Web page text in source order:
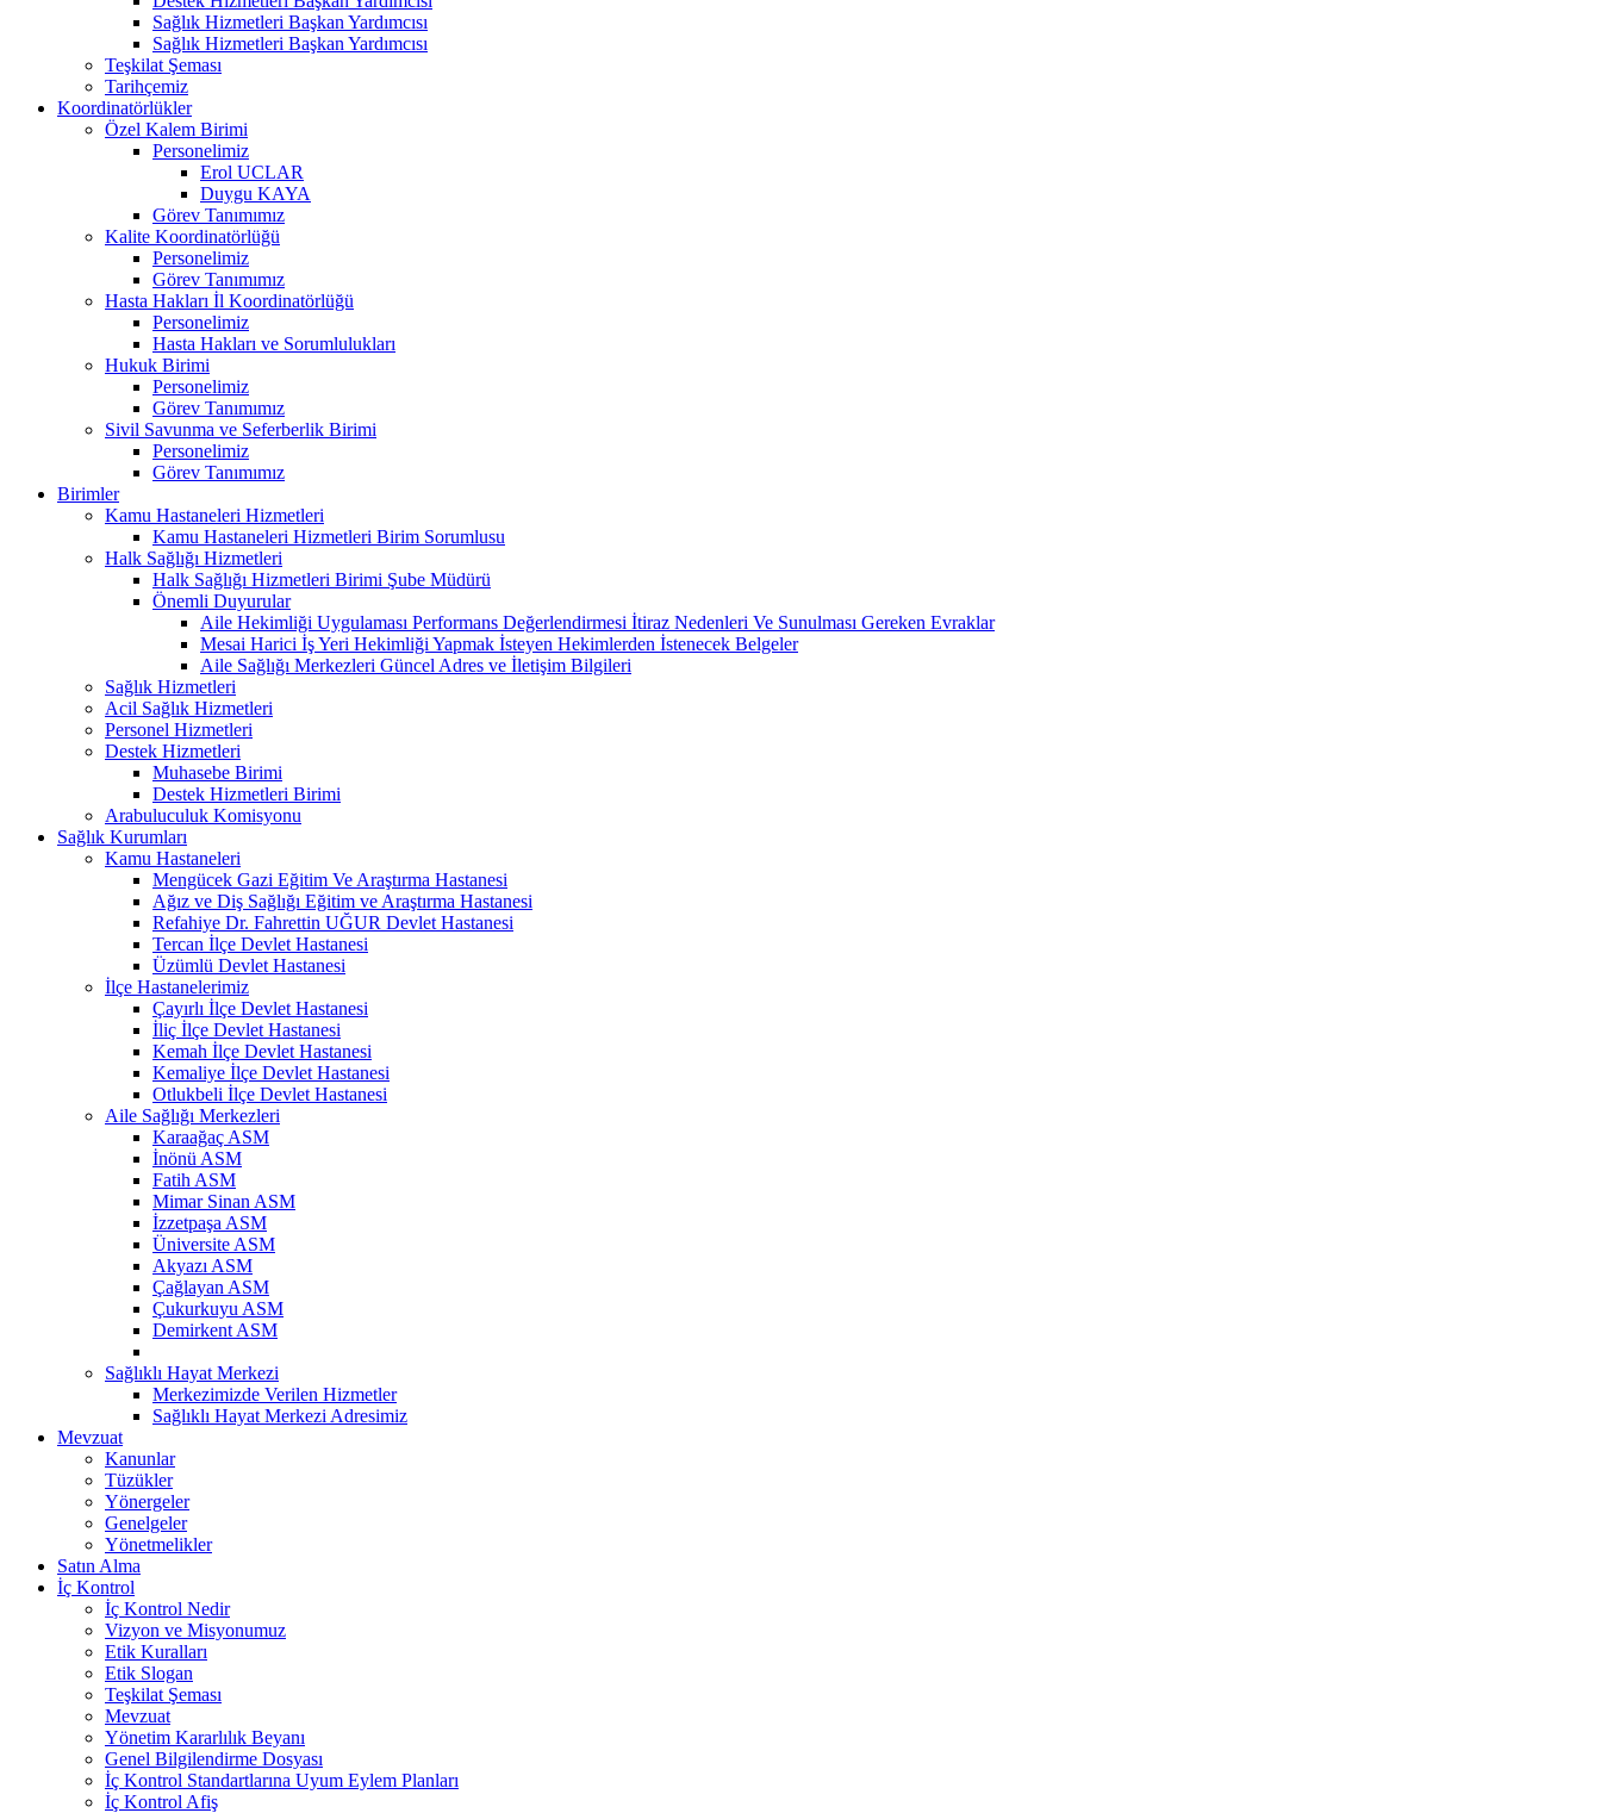
Sağlık Hizmetleri Başkan Yardımcısı
Sağlık Hizmetleri Başkan Yardımcısı
Teşkilat Şeması
Tarihçemiz
Koordinatörlükler
Özel Kalem Birimi
Personelimiz
Erol UCLAR
Duygu KAYA
Görev Tanımımız
Kalite Koordinatörlüğü
Personelimiz
Görev Tanımımız
Hasta Hakları İl Koordinatörlüğü
Personelimiz
Hasta Hakları ve Sorumlulukları
Hukuk Birimi
Personelimiz
Görev Tanımımız
Sivil Savunma ve Seferberlik Birimi
Personelimiz
Görev Tanımımız
Birimler
Kamu Hastaneleri Hizmetleri
Kamu Hastaneleri Hizmetleri Birim Sorumlusu
Halk Sağlığı Hizmetleri
Halk Sağlığı Hizmetleri Birimi Şube Müdürü
Önemli Duyurular
Aile Hekimliği Uygulaması Performans Değerlendirmesi İtiraz Nedenleri Ve Sunulması Gereken Evraklar
Mesai Harici İş Yeri Hekimliği Yapmak İsteyen Hekimlerden İstenecek Belgeler
Aile Sağlığı Merkezleri Güncel Adres ve İletişim Bilgileri
Sağlık Hizmetleri
Acil Sağlık Hizmetleri
Personel Hizmetleri
Destek Hizmetleri
Muhasebe Birimi
Destek Hizmetleri Birimi
Arabuluculuk Komisyonu
Sağlık Kurumları
Kamu Hastaneleri
Mengücek Gazi Eğitim Ve Araştırma Hastanesi
Ağız ve Diş Sağlığı Eğitim ve Araştırma Hastanesi
Refahiye Dr. Fahrettin UĞUR Devlet Hastanesi
Tercan İlçe Devlet Hastanesi
Üzümlü Devlet Hastanesi
İlçe Hastanelerimiz
Çayırlı İlçe Devlet Hastanesi
İliç İlçe Devlet Hastanesi
Kemah İlçe Devlet Hastanesi
Kemaliye İlçe Devlet Hastanesi
Otlukbeli İlçe Devlet Hastanesi
Aile Sağlığı Merkezleri
Karaağaç ASM
İnönü ASM
Fatih ASM
Mimar Sinan ASM
İzzetpaşa ASM
Üniversite ASM
Akyazı ASM
Çağlayan ASM
Çukurkuyu ASM
Demirkent ASM
Sağlıklı Hayat Merkezi
Merkezimizde Verilen Hizmetler
Sağlıklı Hayat Merkezi Adresimiz
Mevzuat
Kanunlar
Tüzükler
Yönergeler
Genelgeler
Yönetmelikler
Satın Alma
İç Kontrol
İç Kontrol Nedir
Vizyon ve Misyonumuz
Etik Kuralları
Etik Slogan
Teşkilat Şeması
Mevzuat
Yönetim Kararlılık Beyanı
Genel Bilgilendirme Dosyası
İç Kontrol Standartlarına Uyum Eylem Planları
İç Kontrol Afiş